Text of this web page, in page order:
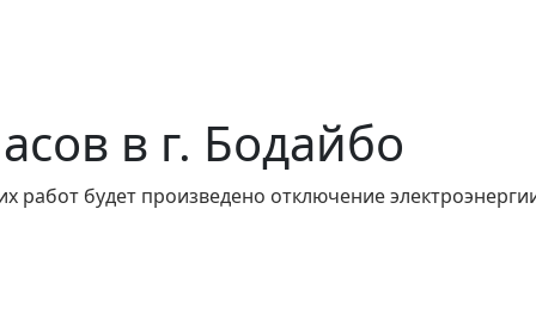
в г. Бодайбо
работ будет произведено отключение